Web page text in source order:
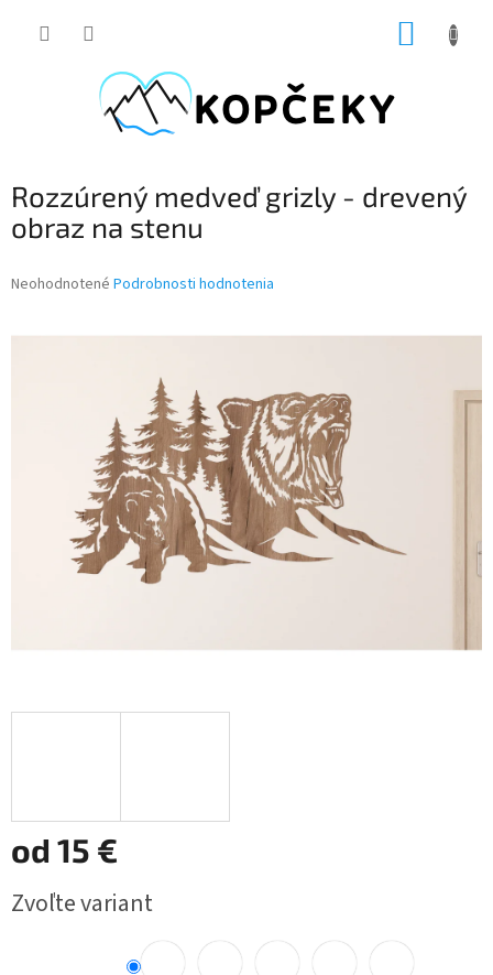
Rozzúrený medveď grizly - drevený
obraz na stenu
Priemerné
Neohodnotené Podrobnosti hodnotenia
od 15 €
cena:
Zvoľte variant